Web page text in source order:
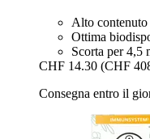
Alto contenuto
Ottima
Scorta per 4,5
CHF 14.30 (CHF
Consegna entro il